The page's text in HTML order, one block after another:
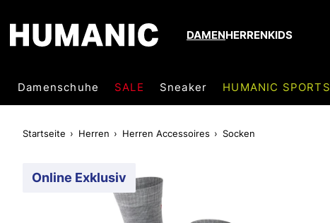
DAMENHERRENKIDS
Damenschuhe SALE Sneaker HUMANIC SPORTS
Startseite Herren Herren Accessoires Socken
Online Exklusiv